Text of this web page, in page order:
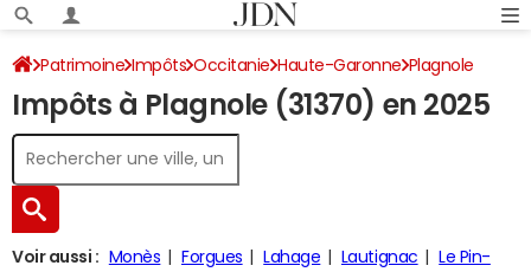
Patrimoine Impôts Occitanie Haute-Garonne Plagnole
Impôt sur le revenu
Impôts à Plagnole (31370) en 2025
Voir aussi : Monès Forgues Lahage Lautignac
Le Pin-